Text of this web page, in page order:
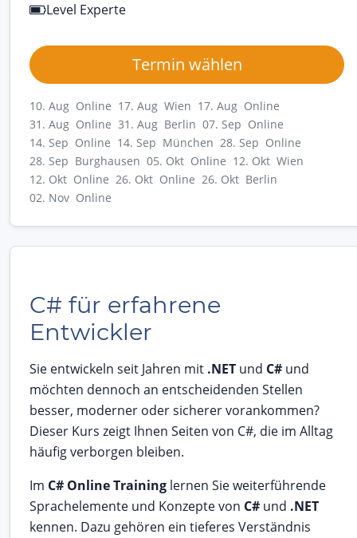
Level Experte
Termin wählen
10. Aug Online 17. Aug Wien 17. Aug Online
31. Aug Online 31. Aug Berlin 07. Sep Online
14. Sep Online 14. Sep München 28. Sep Online
28. Sep Burghausen 05. Okt Online 12. Okt Wien
12. Okt Online 26. Okt Online 26. Okt Berlin
02. Nov Online
C# für erfahrene
Entwickler
Sie entwickeln seit Jahren mit .NET und C# und
möchten dennoch an entscheidenden Stellen
besser, moderner oder sicherer vorankommen?
Dieser Kurs zeigt Ihnen Seiten von C#, die im Alltag
häufig verborgen bleiben.
Im C# Online Training lernen Sie weiterführende
Sprachelemente und Konzepte von C# und .NET
kennen. Dazu gehören ein tieferes Verständnis